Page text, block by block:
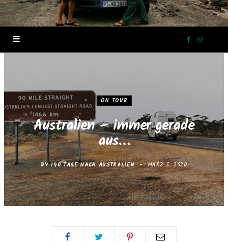
F
e
o
o
I
t
g
r
ON TOUR
Australien – immer gerade
aus…
BY140 TAGE NACH AUSTRALIEN MÄRZ 5, 2020